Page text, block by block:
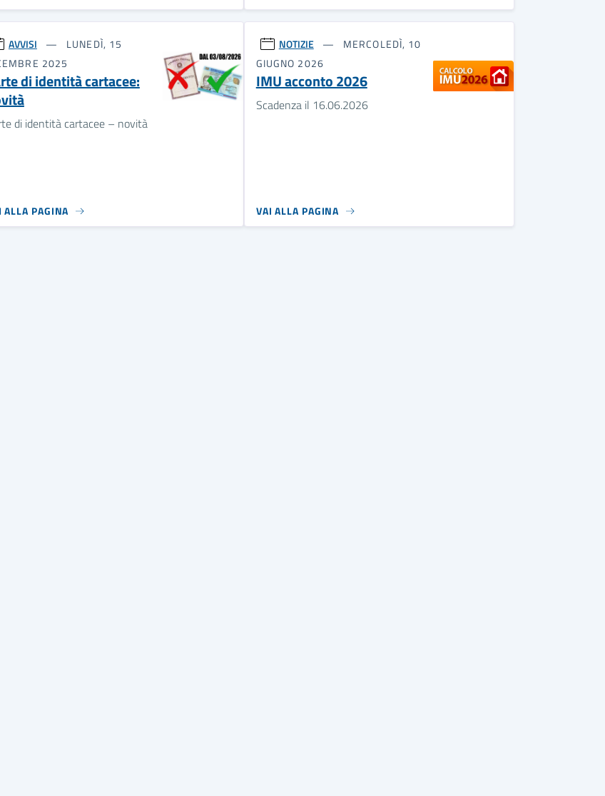
AVVISI
LUNEDÌ, 15
2025
di identità cartacee:
di identità cartacee – novità
ALLA PAGINA
NOTIZIE
MERCOLEDÌ, 10
GIUGNO 2026
IMU acconto 2026
Scadenza il 16.06.2026
VAI ALLA PAGINA